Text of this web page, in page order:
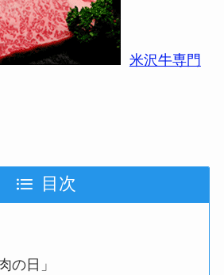
米沢牛専門
目次
の日」